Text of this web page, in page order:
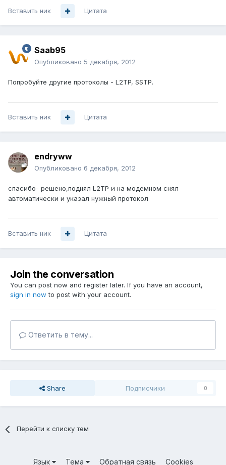
Вставить ник Цитата
Saab95
Опубликовано 5 декабря, 2012
Попробуйте другие протоколы - L2TP, SSTP.
Вставить ник Цитата
endryww
Опубликовано 6 декабря, 2012
cпасибо- решено,поднял L2TP и на модемном снял
автоматически и указал нужный протокол
Вставить ник Цитата
Join the conversation
You can post now and register later. If you have an account,
sign in now to post with your account.
Ответить в тему...
Share Подписчики 0
Перейти к списку тем
Язык Тема Обратная связь Cookies